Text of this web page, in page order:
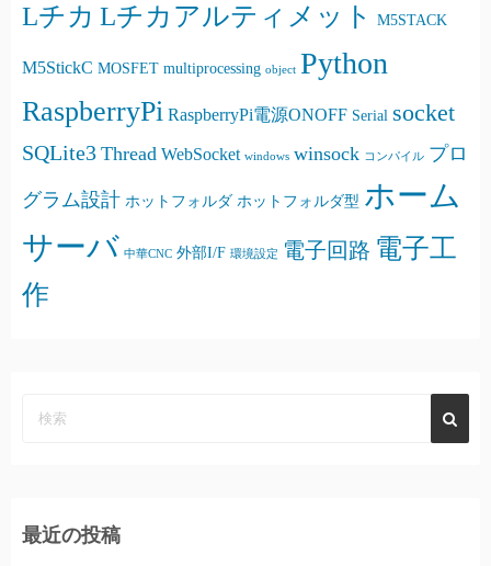
Lチカ Lチカアルティメット M5STACK
M5StickC MOSFET multiprocessing object Python
RaspberryPi RaspberryPi電源ONOFF Serial socket
SQLite3 Thread WebSocket windows winsock コンパイル プロ
グラム設計 ホットフォルダ ホットフォルダ型 ホーム
サーバ 中華CNC 外部I/F 環境設定 電子回路 電子工
作
最近の投稿